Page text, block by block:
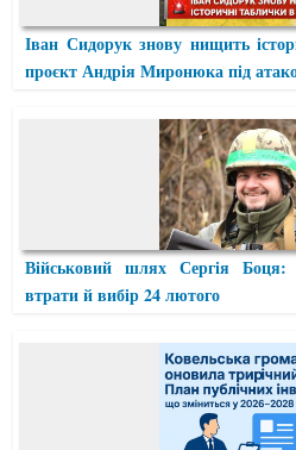
Іван Сидорук знову нищить
проєкт Андрія Миронюка під
Військовий шлях Сергія Боця:
втрати й вибір 24 лютого